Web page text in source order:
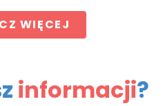
WIĘCEJ
informacji?